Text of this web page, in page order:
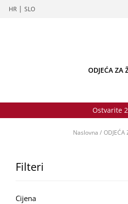
HR | SLO
ODJEĆA ZA
Ostvarite
Naslovna / ODJEĆA
Filteri
Cijena